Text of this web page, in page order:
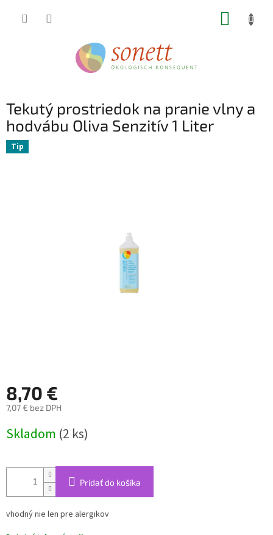
Tekutý prostriedok na pranie vlny a
hodvábu Oliva Senzitív 1 Liter
Tip
8,70 €
7,07 € bez DPH
cena:
Skladom (2 ks)
Pridať do košíka
vhodný nie len pre alergikov